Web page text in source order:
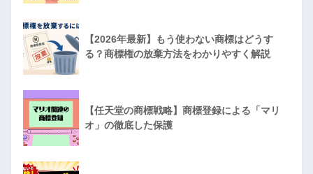
【2026年最新】もう使わない商標はどうす
る？商標権の放棄方法をわかりやすく解説
【任天堂の商標戦略】商標登録による「マリ
オ」の徹底した保護